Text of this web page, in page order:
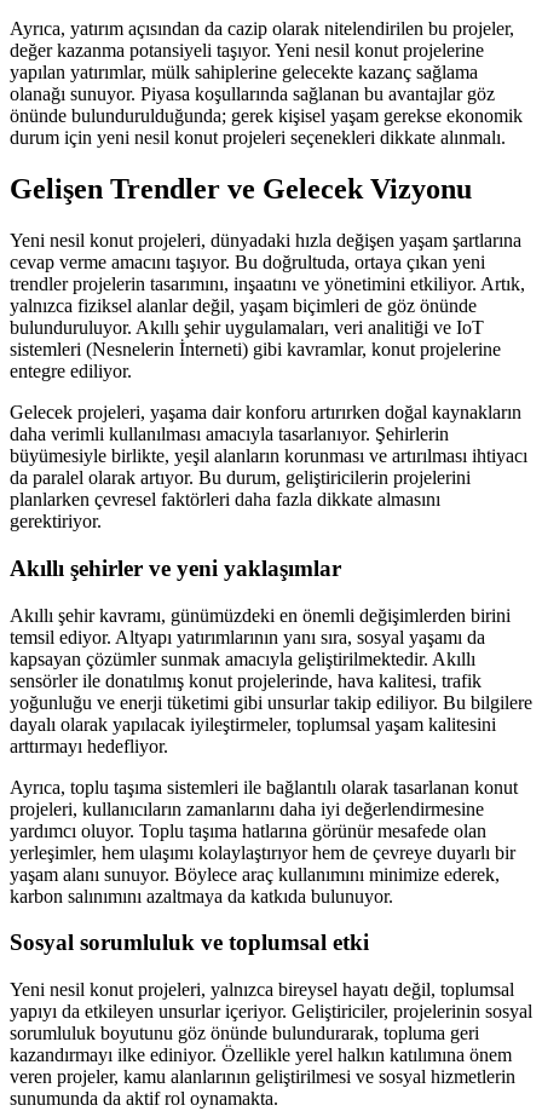
Ayrıca, yatırım açısından da cazip olarak nitelendirilen bu projeler,
değer kazanma potansiyeli taşıyor. Yeni nesil konut projelerine
yapılan yatırımlar, mülk sahiplerine gelecekte kazanç sağlama
olanağı sunuyor. Piyasa koşullarında sağlanan bu avantajlar göz
önünde bulundurulduğunda; gerek kişisel yaşam gerekse ekonomik
durum için yeni nesil konut projeleri seçenekleri dikkate alınmalı.
Gelişen Trendler ve Gelecek Vizyonu
Yeni nesil konut projeleri, dünyadaki hızla değişen yaşam şartlarına
cevap verme amacını taşıyor. Bu doğrultuda, ortaya çıkan yeni
trendler projelerin tasarımını, inşaatını ve yönetimini etkiliyor. Artık,
yalnızca fiziksel alanlar değil, yaşam biçimleri de göz önünde
bulunduruluyor. Akıllı şehir uygulamaları, veri analitiği ve IoT
sistemleri (Nesnelerin İnterneti) gibi kavramlar, konut projelerine
entegre ediliyor.
Gelecek projeleri, yaşama dair konforu artırırken doğal kaynakların
daha verimli kullanılması amacıyla tasarlanıyor. Şehirlerin
büyümesiyle birlikte, yeşil alanların korunması ve artırılması ihtiyacı
da paralel olarak artıyor. Bu durum, geliştiricilerin projelerini
planlarken çevresel faktörleri daha fazla dikkate almasını
gerektiriyor.
Akıllı şehirler ve yeni yaklaşımlar
Akıllı şehir kavramı, günümüzdeki en önemli değişimlerden birini
temsil ediyor. Altyapı yatırımlarının yanı sıra, sosyal yaşamı da
kapsayan çözümler sunmak amacıyla geliştirilmektedir. Akıllı
sensörler ile donatılmış konut projelerinde, hava kalitesi, trafik
yoğunluğu ve enerji tüketimi gibi unsurlar takip ediliyor. Bu bilgilere
dayalı olarak yapılacak iyileştirmeler, toplumsal yaşam kalitesini
arttırmayı hedefliyor.
Ayrıca, toplu taşıma sistemleri ile bağlantılı olarak tasarlanan konut
projeleri, kullanıcıların zamanlarını daha iyi değerlendirmesine
yardımcı oluyor. Toplu taşıma hatlarına görünür mesafede olan
yerleşimler, hem ulaşımı kolaylaştırıyor hem de çevreye duyarlı bir
yaşam alanı sunuyor. Böylece araç kullanımını minimize ederek,
karbon salınımını azaltmaya da katkıda bulunuyor.
Sosyal sorumluluk ve toplumsal etki
Yeni nesil konut projeleri, yalnızca bireysel hayatı değil, toplumsal
yapıyı da etkileyen unsurlar içeriyor. Geliştiriciler, projelerinin sosyal
sorumluluk boyutunu göz önünde bulundurarak, topluma geri
kazandırmayı ilke ediniyor. Özellikle yerel halkın katılımına önem
veren projeler, kamu alanlarının geliştirilmesi ve sosyal hizmetlerin
sunumunda da aktif rol oynamakta.